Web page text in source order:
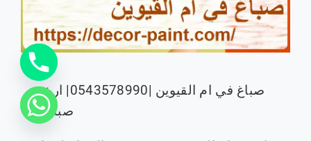
صباغ في ام القيوين |0543578990| ارخص
صباغيين